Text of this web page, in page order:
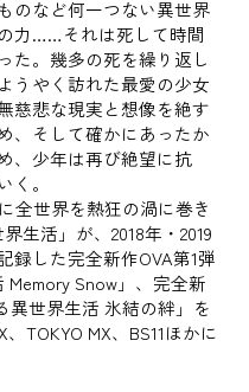
のなど何一つない異世界
力……それは死して時間
た。幾多の死を繰り返し
うやく訪れた最愛の少女
慈悲な現実と想像を絶す
、そして確かにあったか
、少年は再び絶望に抗
。
全世界を熱狂の渦に巻き
生活」が、2018年・2019
録した完全新作OVA第1弾
Memory Snow」、完全新
異世界生活 氷結の絆」を
TOKYO MX、BS11ほかに